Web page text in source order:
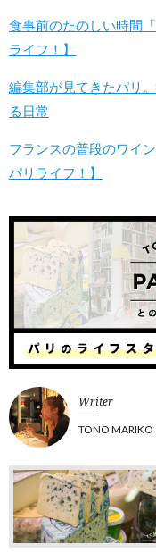
食事前のたのしい時間
ライフ！】
編集部が見てきたパリ
る日常
フランスの普段のワイ
パリライフ！】
Writer
TONO MARIKO